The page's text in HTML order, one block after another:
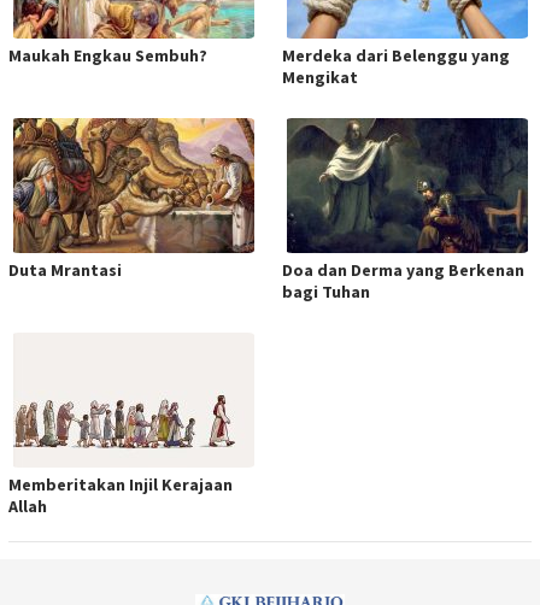
Maukah Engkau Sembuh?
Merdeka dari Belenggu yang
Mengikat
Duta Mrantasi
Doa dan Derma yang Berkenan
bagi Tuhan
Memberitakan Injil Kerajaan
Allah